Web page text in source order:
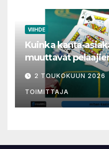
VIIHDE
Kuinka kanta-
muuttavat
nettikasinoilla
2 TOUKOKUUN 2026
TOIMITTAJA